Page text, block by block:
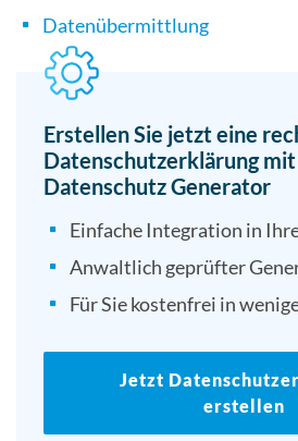
Datenübermittlung
Erstellen Sie jetzt eine
Datenschutzerklärung
Datenschutz Generator
Einfache Integration in
Anwaltlich geprüfter
Für Sie kostenfrei in
Jetzt
erstellen